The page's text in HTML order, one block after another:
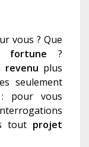
vous ? Que
fortune ?
revenu plus
seulement
pour vous
tout projet